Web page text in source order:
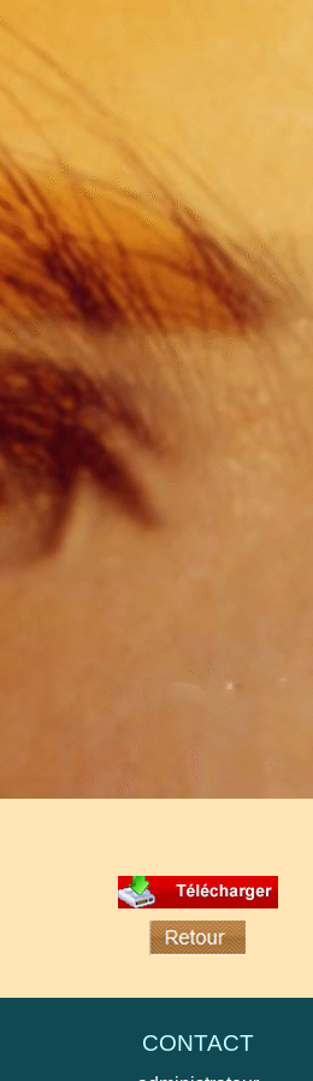
source audio en AC3. Il permet
dans le cas de décalage, de
CONTACT